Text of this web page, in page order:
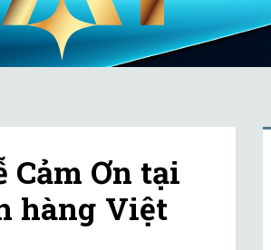
Cảm Ơn tại
hàng Việt